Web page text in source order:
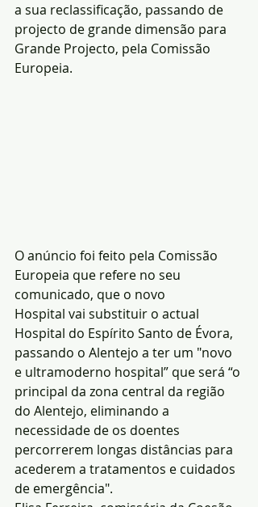
a sua reclassificação, passando de
projecto de grande dimensão para
Grande Projecto, pela Comissão
Europeia.
O anúncio foi feito pela Comissão
Europeia que refere no seu
comunicado, que o novo
Hospital vai substituir o actual
Hospital do Espírito Santo de Évora,
passando o Alentejo a ter um "novo
e ultramoderno hospital” que será “o
principal da zona central da região
do Alentejo, eliminando a
necessidade de os doentes
percorrerem longas distâncias para
acederem a tratamentos e cuidados
de emergência".